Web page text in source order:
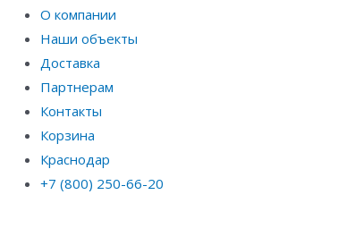
О компании
Наши объекты
Доставка
Партнерам
Контакты
Корзина
Краснодар
+7 (800) 250-66-20